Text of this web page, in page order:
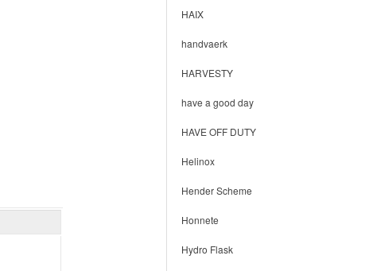
HAIX
handvaerk
HARVESTY
have a good day
HAVE OFF DUTY
Helinox
Hender Scheme
Honnete
Hydro Flask